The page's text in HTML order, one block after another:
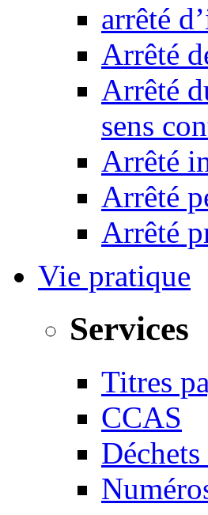
arrêté
Arrêté
Arrêté
sens
Arrêté
Arrêté
Arrêté
Vie pratique
Services
Titres
CCAS
Déchets